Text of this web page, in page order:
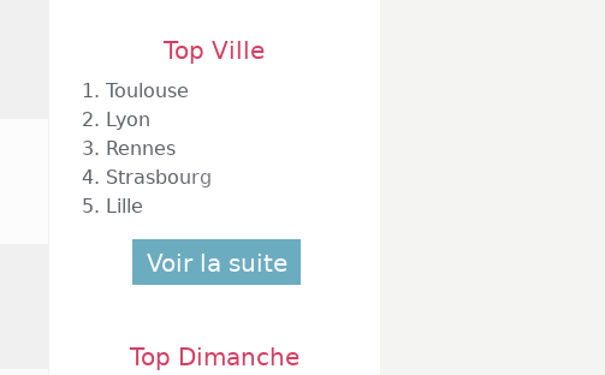
Top Ville
1. Toulouse
2. Lyon
3. Rennes
4. Strasbourg
5. Lille
Voir la suite
Top Dimanche